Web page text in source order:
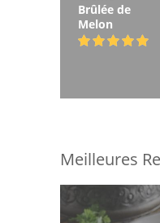
Brûlée de
Melon
Meilleures